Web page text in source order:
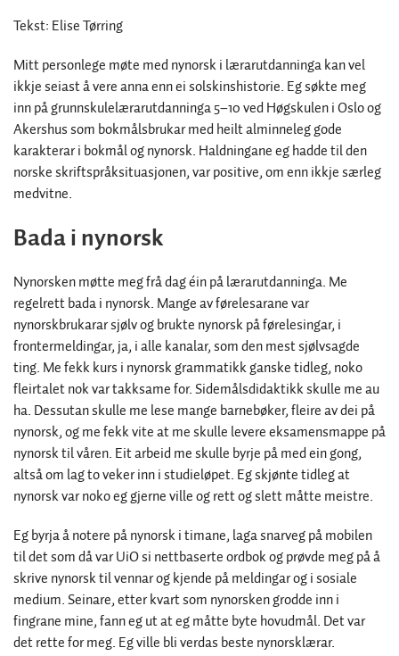
Tekst: Elise Tørring
Mitt personlege møte med nynorsk i lærarutdanninga kan vel
ikkje seiast å vere anna enn ei solskinshistorie. Eg søkte meg
inn på grunnskulelærarutdanninga 5–10 ved Høgskulen i Oslo og
Akershus som bokmålsbrukar med heilt alminneleg gode
karakterar i bokmål og nynorsk. Haldningane eg hadde til den
norske skriftspråksituasjonen, var positive, om enn ikkje særleg
medvitne.
Bada i nynorsk
Nynorsken møtte meg frå dag éin på lærarutdanninga. Me
regelrett bada i nynorsk. Mange av førelesarane var
nynorskbrukarar sjølv og brukte nynorsk på førelesingar, i
frontermeldingar, ja, i alle kanalar, som den mest sjølvsagde
ting. Me fekk kurs i nynorsk grammatikk ganske tidleg, noko
fleirtalet nok var takksame for. Sidemålsdidaktikk skulle me au
ha. Dessutan skulle me lese mange barnebøker, fleire av dei på
nynorsk, og me fekk vite at me skulle levere eksamensmappe på
nynorsk til våren. Eit arbeid me skulle byrje på med ein gong,
altså om lag to veker inn i studieløpet. Eg skjønte tidleg at
nynorsk var noko eg gjerne ville og rett og slett måtte meistre.
Eg byrja å notere på nynorsk i timane, laga snarveg på mobilen
til det som då var UiO si nettbaserte ordbok og prøvde meg på å
skrive nynorsk til vennar og kjende på meldingar og i sosiale
medium. Seinare, etter kvart som nynorsken grodde inn i
fingrane mine, fann eg ut at eg måtte byte hovudmål. Det var
det rette for meg. Eg ville bli verdas beste nynorsklærar.